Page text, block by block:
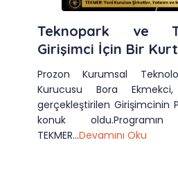
Teknopark ve
Girişimci İçin Bir
Prozon Kurumsal
Kurucusu Bora
gerçekleştirilen Girişimcinin
konuk
TEKMER...Devamını Oku